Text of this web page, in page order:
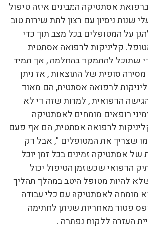
אסתטיקה המבינים איזה טיפול
שנות ניסיון עם רצון לתת שירות טוב
על המטופלים בכל מצב תוך כדי
קליניקות לרפואה אסתטית
שתוכל להתמקד בהחלמה , אך תמיד
סופית של התוצאות , אז ניתן
לרפואה אסתטית, הם מאוד
הרפואית , למרות שזה די לא
רופאים מומחים לאסתטיקה
לרפואה אסתטית, הם אף פעם
שצריך את המטופלים ", אבל רק
אסתטיקה זמינים בכל זמן יוכל
הרפואי שכשזמן הטיפול יכול
להיות מטופל היטב במהלך תהליך
מומחה לאסתטיקה עם כלי עבודה
פטור מאחריות שניתן לחתימה
העזרה ללקוח נפתרה .